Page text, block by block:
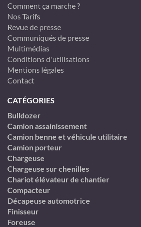
Comment ça marche ?
Nos Tarifs
Revue de presse
Communiqués de presse
Multimédias
Conditions d'utilisations
Mentions légales
Contact
CATÉGORIES
Bulldozer
Camion assainissement
Camion benne et véhicule utilitaire
Camion porteur
Chargeuse
Chargeuse sur chenilles
Chariot élévateur de chantier
Compacteur
Décapeuse automotrice
Finisseur
Foreuse